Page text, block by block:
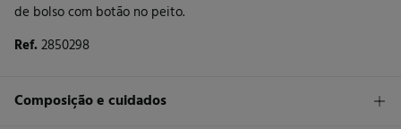
de bolso com botão no peito.
Ref.2850298
Composição e cuidados